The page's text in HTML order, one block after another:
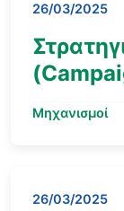
26/03/2025
Μηχανισμοί
26/03/2025